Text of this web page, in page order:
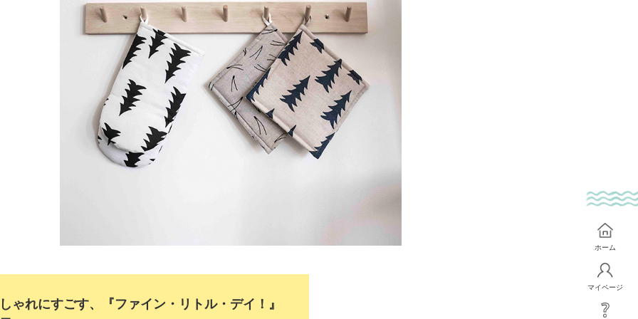
ホーム
マイページ
ゃれにすごす、『ファイン・リトル・デイ！』